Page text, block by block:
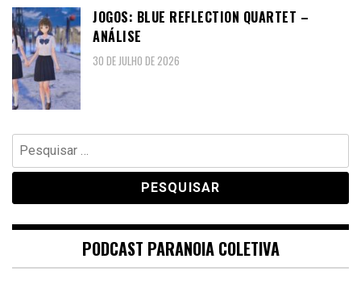
JOGOS: BLUE REFLECTION QUARTET –
ANÁLISE
30 DE JULHO DE 2026
Pesquisar
por:
PODCAST PARANOIA COLETIVA